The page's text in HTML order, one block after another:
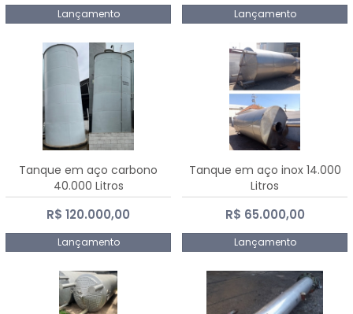
Lançamento Lançamento
Tanque em aço carbono
40.000 Litros
R$ 120.000,00
Lançamento
Tanque em aço inox 14.000
Litros
R$ 65.000,00
Lançamento